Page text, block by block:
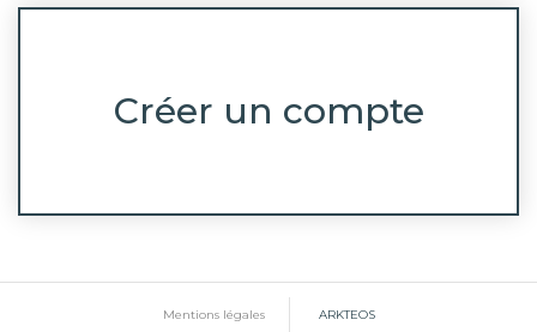
Créer un compte
Mentions légales ARKTEOS